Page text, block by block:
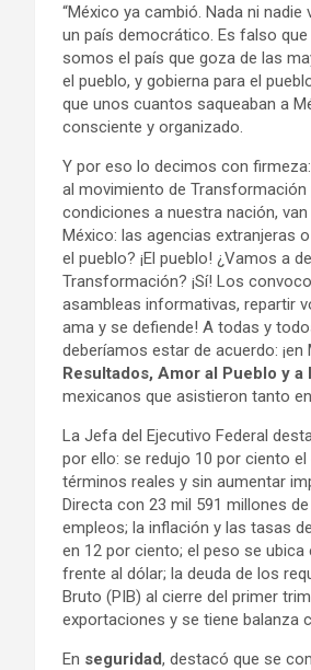
“México ya cambió. Nada ni
un país democrático. Es falso que
somos el país que goza de las
el pueblo, y gobierna para el
que unos cuantos saqueaban a
consciente y organizado.
Y por eso lo decimos con
al movimiento de Transformación
condiciones a nuestra nación,
México: las agencias extranjeras
el pueblo? ¡El pueblo! ¿Vamos a
Transformación? ¡Sí! Los
asambleas informativas, repartir
ama y se defiende! A todas y
deberíamos estar de acuerdo:
Resultados, Amor al Pueblo y
mexicanos que asistieron tanto
La Jefa del Ejecutivo Federal
por ello: se redujo 10 por ciento
términos reales y sin aumentar
Directa con 23 mil 591 millones
empleos; la inflación y las tasas
en 12 por ciento; el peso se
frente al dólar; la deuda de los
Bruto (PIB) al cierre del primer
exportaciones y se tiene balanza
En seguridad, destacó que se